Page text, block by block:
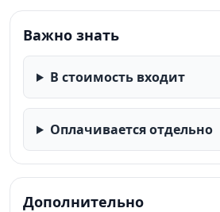
Важно знать
В стоимость входит
Оплачивается отдельно
Дополнительно